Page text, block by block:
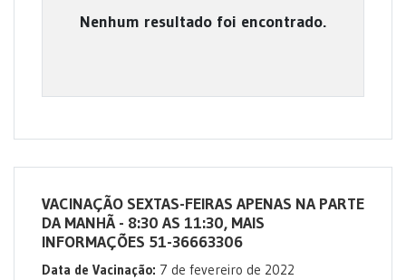
Nenhum resultado foi encontrado.
VACINAÇÃO SEXTAS-FEIRAS APENAS NA PARTE
DA MANHÃ - 8:30 AS 11:30, MAIS
INFORMAÇÕES 51-36663306
Data de Vacinação: 7 de fevereiro de 2022